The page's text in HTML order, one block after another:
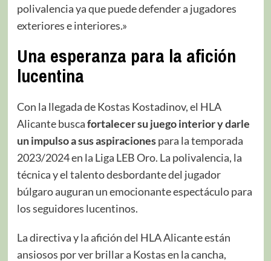
polivalencia ya que puede defender a jugadores
exteriores e interiores.»
Una esperanza para la afición
lucentina
Con la llegada de Kostas Kostadinov, el HLA
Alicante buscafortalecer su juego interior y darle
un impulso a sus aspiracionespara la temporada
2023/2024 en la Liga LEB Oro. La polivalencia, la
técnica y el talento desbordante del jugador
búlgaro auguran un emocionante espectáculo para
los seguidores lucentinos.
La directiva y la afición del HLA Alicante están
ansiosos por ver brillar a Kostas en la cancha,